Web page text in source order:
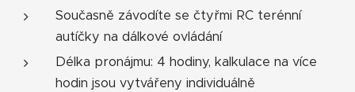
Současně závodíte se čtyřmi RC terénní
autíčky na dálkové ovládání
Délka pronájmu: 4 hodiny, kalkulace na více
hodin jsou vytvářeny individuálně